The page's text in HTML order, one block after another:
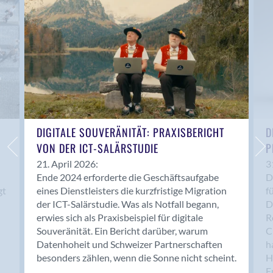
Anwil
Appenzell
Au SG
Baar
Baden
Balsthal
Balzers
Basel
Bassersdorf
Belp
Bendern
Benken (SG)
Bergdietikon
Berlin
Bern
Bern - Liebefeld
DIGITALE SOUVERÄNITÄT: PRAXISBERICHT
VON DER ICT-SALÄRSTUDIE
21. April 2026:
Ende 2024 erforderte die Geschäftsaufgabe
eines Dienstleisters die kurzfristige Migration
der ICT-Salärstudie. Was als Notfall begann,
erwies sich als Praxisbeispiel für digitale
Souveränität. Ein Bericht darüber, warum
Datenhoheit und Schweizer Partnerschaften
besonders zählen, wenn die Sonne nicht scheint.